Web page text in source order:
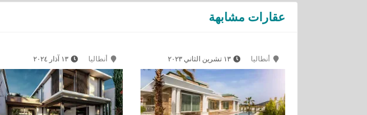
عقارات مشابهة
أنطاليا أنطاليا ١٣ آذار ٢٠٢٤